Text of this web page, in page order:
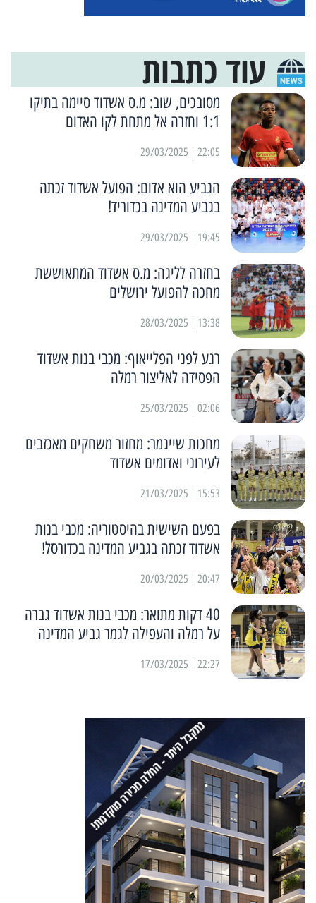
עוד כתבות
מסובכים, שוב: מ.ס אשדוד סיימה בתיקו
1:1 וחזרה אל מתחת לקו האדום
22:05 | 29/03/2025
הגביע הוא אדום: הפועל אשדוד זכתה
בגביע המדינה בכדוריד!
19:45 | 29/03/2025
בחזרה לליגה: מ.ס אשדוד המתאוששת
מחכה להפועל ירושלים
13:38 | 28/03/2025
רגע לפני הפלייאוף: מכבי בנות אשדוד
הפסידה לאליצור רמלה
02:06 | 25/03/2025
מחכות שייגמר: מחזור משחקים מאכזבים
לעירוני ואדומים אשדוד
15:53 | 21/03/2025
בפעם השישית בהיסטוריה: מכבי בנות
אשדוד זכתה בגביע המדינה בכדורסל!
20:47 | 20/03/2025
40 דקות מתואר: מכבי בנות אשדוד גברה
על רמלה והעפילה לגמר גביע המדינה
22:27 | 17/03/2025